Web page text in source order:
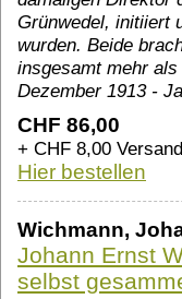
Grünwedel, initiiert
wurden. Beide
insgesamt mehr
Dezember 1913 -
CHF 86,00
+ CHF 8,00
Hier bestellen
Wichmann,
Johann Ernst
selbst